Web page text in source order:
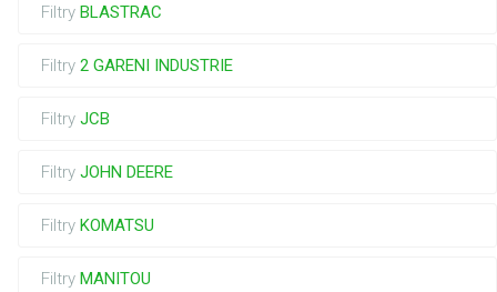
Filtry BLASTRAC
Filtry 2 GARENI INDUSTRIE
Filtry JCB
Filtry JOHN DEERE
Filtry KOMATSU
Filtry MANITOU